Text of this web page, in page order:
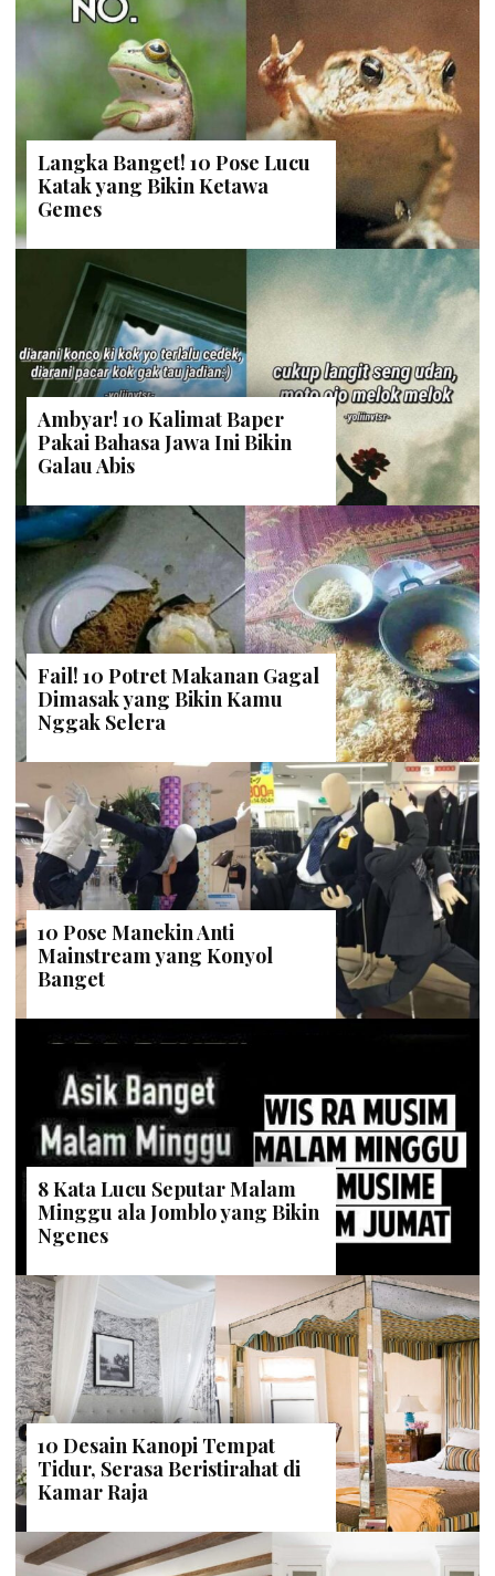
Langka Banget! 10 Pose Lucu
Katak yang Bikin Ketawa
Gemes
Ambyar! 10 Kalimat Baper
Pakai Bahasa Jawa Ini Bikin
Galau Abis
Fail! 10 Potret Makanan Gagal
Dimasak yang Bikin Kamu
Nggak Selera
10 Pose Manekin Anti
Mainstream yang Konyol
Banget
8 Kata Lucu Seputar Malam
Minggu ala Jomblo yang Bikin
Ngenes
10 Desain Kanopi Tempat
Tidur, Serasa Beristirahat di
Kamar Raja